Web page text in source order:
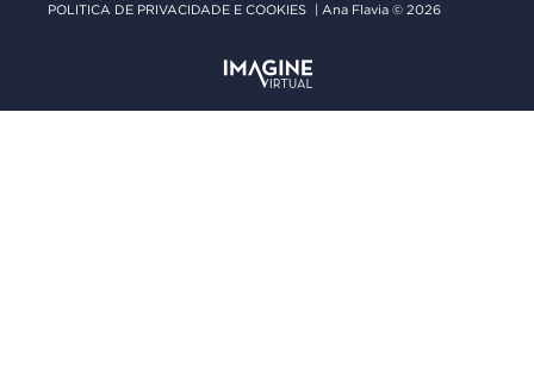
POLITICA DE PRIVACIDADE E COOKIES | Ana Flavia © 2026